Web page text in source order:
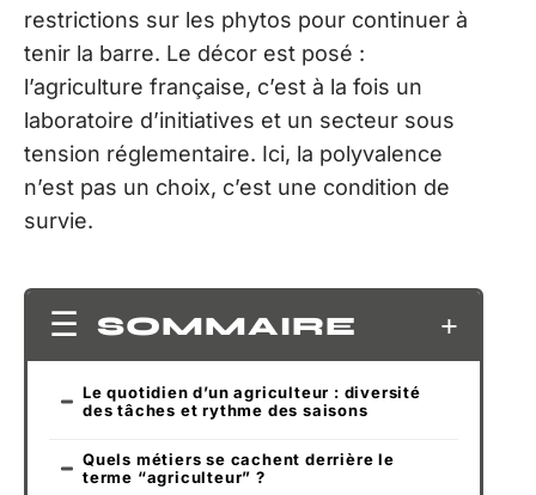
restrictions sur les phytos pour continuer à
tenir la barre. Le décor est posé :
l’agriculture française, c’est à la fois un
laboratoire d’initiatives et un secteur sous
tension réglementaire. Ici, la polyvalence
n’est pas un choix, c’est une condition de
survie.
SOMMAIRE
Le quotidien d’un agriculteur : diversité
des tâches et rythme des saisons
Quels métiers se cachent derrière le
terme “agriculteur” ?